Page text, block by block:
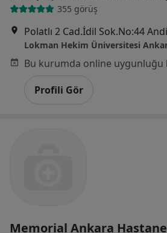
355 görüş
Lokman Hekim Üniversitesi
Profili Gör
Memorial Ankara